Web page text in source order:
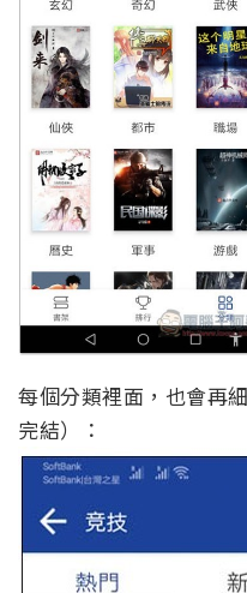
每個分類裡面，也會再
完結）：